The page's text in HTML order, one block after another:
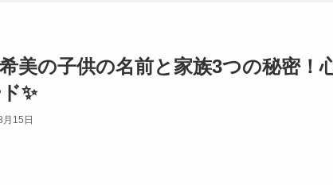
希美の子供の名前と家族3つの秘密！
✨
15日